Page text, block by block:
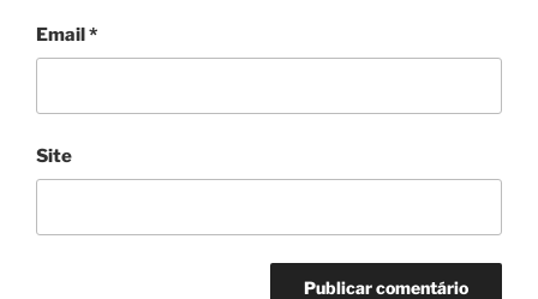
Email*
Site